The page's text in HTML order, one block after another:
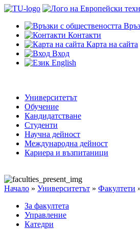
Контакти
Карта на сайта
Вход
English
Университетът
Обучение
Кандидатстване
Студенти
Научна дейност
Международна дейност
Кариера и възпитаници
Начало » Университетът » Факултети
За факултета
Управление
Катедри